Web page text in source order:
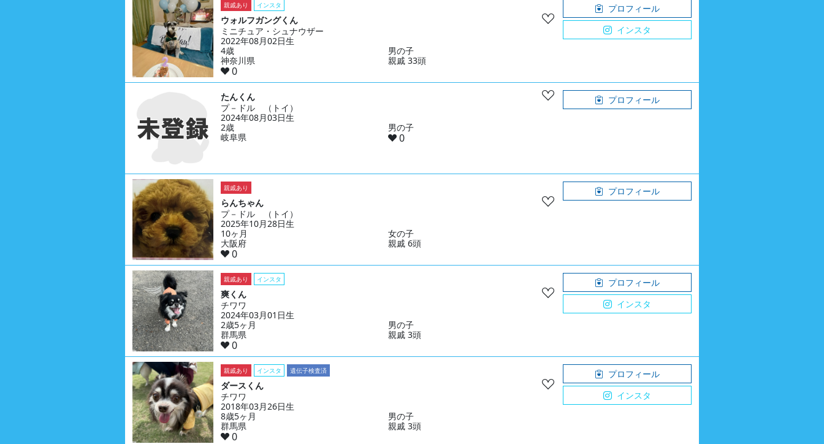
親戚あり インスタ
ウォルフガングくん
ミニチュア・シュナウザー
2022年08月02日生
4歳
男の子
神奈川県
親戚 33頭
0
プロフィール
インスタ
たんくん
プ－ドル （トイ）
2024年08月03日生
2歳
男の子
岐阜県
0
プロフィール
親戚あり
らんちゃん
プ－ドル （トイ）
2025年10月28日生
10ヶ月
女の子
大阪府
親戚 6頭
0
プロフィール
親戚あり インスタ
爽くん
チワワ
2024年03月01日生
2歳5ヶ月
男の子
群馬県
親戚 3頭
0
プロフィール
インスタ
親戚あり インスタ 遺伝子検査済
ダースくん
チワワ
2018年03月26日生
8歳5ヶ月
男の子
群馬県
親戚 3頭
0
プロフィール
インスタ